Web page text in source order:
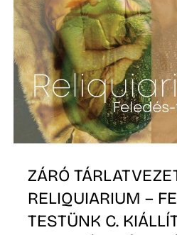
ZÁRÓ
RELIQUIARIUM –
TESTÜNK C.